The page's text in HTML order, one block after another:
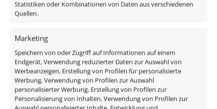
Statistiken oder Kombinationen von Daten aus verschiedenen
Quellen.
Marketing
Speichern von oder Zugriff auf Informationen auf einem
Endgerät, Verwendung reduzierter Daten zur Auswahl von
Werbeanzeigen, Erstellung von Profilen für personalisierte
Werbung, Verwendung von Profilen zur Auswahl
personalisierter Werbung, Erstellung von Profilen zur
Personalisierung von Inhalten, Verwendung von Profilen zur
Komponenten im Lieferumfang enthalten sind:
1x GU10 Keramik Spot 7W
1x GU10 Anschlusskabel
Technische Daten
Gesamtmaße